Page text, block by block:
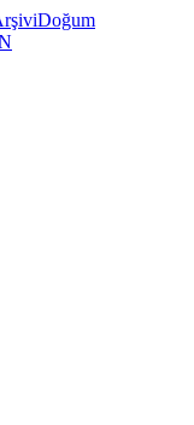
Doğum